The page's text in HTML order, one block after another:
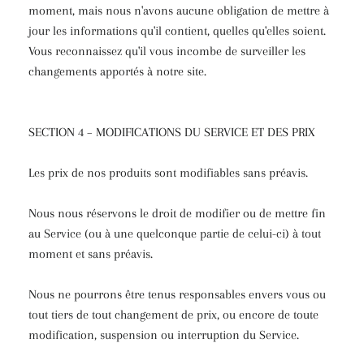
moment, mais nous n'avons aucune obligation de mettre à
jour les informations qu'il contient, quelles qu'elles soient.
Vous reconnaissez qu'il vous incombe de surveiller les
changements apportés à notre site.
SECTION 4 – MODIFICATIONS DU SERVICE ET DES PRIX
Les prix de nos produits sont modifiables sans préavis.
Nous nous réservons le droit de modifier ou de mettre fin
au Service (ou à une quelconque partie de celui-ci) à tout
moment et sans préavis.
Nous ne pourrons être tenus responsables envers vous ou
tout tiers de tout changement de prix, ou encore de toute
modification, suspension ou interruption du Service.